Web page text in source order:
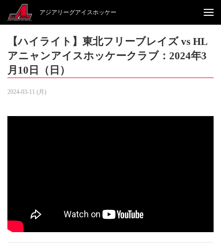
アジアリーグアイスホッケー
【ハイライト】東北フリーブレイズ vs HL
アニャンアイスホッケークラブ：2024年3
月10日（日）
2024-03-11 (月)